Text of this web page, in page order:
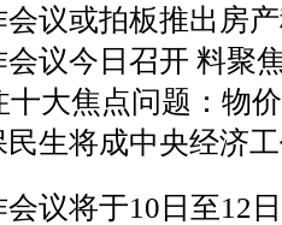
议或拍板推出房
议今日召开 料聚
十大焦点问题：物
生将成中央经济
议将于10日至12